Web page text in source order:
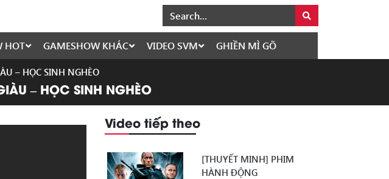
HOT GAMESHOW KHÁC VIDEO SVM GHIỀN MÌ GÕ
– HỌC SINH NGHÈO
– HỌC SINH NGHÈO
Video tiếp theo
[THUYẾT MINH] PHIM
HÀNH ĐỘNG